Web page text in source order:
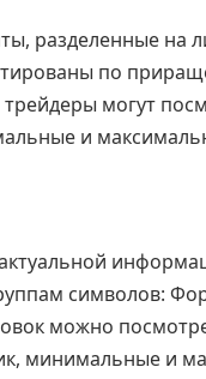
разделенные на
по
могут
и
символов:
можно
минимальные и